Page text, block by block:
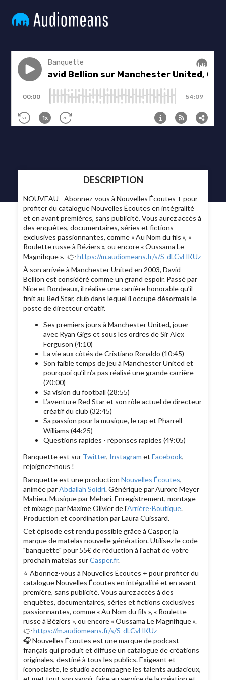
DESCRIPTION
NOUVEAU - Abonnez-vous à Nouvelles Écoutes + pour
profiter du catalogue Nouvelles Écoutes en intégralité
et en avant premières, sans publicité. Vous aurez accès à
des enquêtes, documentaires, séries et fictions
exclusives passionnantes, comme « Au Nom du fils », «
Roulette russe à Béziers », ou encore « Oussama Le
Magnifique ». 👉https://m.audiomeans.fr/s/S-dLCvHKUz
À son arrivée à Manchester United en 2003, David
Bellion est considéré comme un grand espoir. Passé par
Nice et Bordeaux, il réalise une carrière honorable qu’il
finit au Red Star, club dans lequel il occupe désormais le
poste de directeur créatif.
Ses premiers jours à Manchester United, jouer
avec Ryan Gigs et sous les ordres de Sir Alex
Ferguson (4:10)
La vie aux côtés de Cristiano Ronaldo (10:45)
Son faible temps de jeu à Manchester United et
pourquoi qu’il n’a pas réalisé une grande carrière
(20:00)
Sa vision du football (28:55)
L’aventure Red Star et son rôle actuel de directeur
créatif du club (32:45)
Sa passion pour la musique, le rap et Pharrell
Williams (44:25)
Questions rapides - réponses rapides (49:05)
Banquette est sur Twitter, Instagram etFacebook,
rejoignez-nous !
Banquette est une productionNouvelles Écoutes,
animée parAbdallah Soidri. Générique par Aurore Meyer
Mahieu. Musique par Mehari. Enregistrement, montage
et mixage par Maxime Olivier de l'Arrière-Boutique.
Production et coordination par Laura Cuissard.
Cet épisode est rendu possible grâce à Casper, la
marque de matelas nouvelle génération. Utilisez le code
"banquette" pour 55€ de réduction à l'achat de votre
prochain matelas surCasper.fr.
⭐️ Abonnez-vous à Nouvelles Écoutes + pour profiter du
catalogue Nouvelles Écoutes en intégralité et en avant-
première, sans publicité. Vous aurez accès à des
enquêtes, documentaires, séries et fictions exclusives
passionnantes, comme « Au Nom du fils », « Roulette
russe à Béziers », ou encore « Oussama Le Magnifique ».
👉https://m.audiomeans.fr/s/S-dLCvHKUz
🎧 Nouvelles Écoutes est une marque de podcast
français qui produit et diffuse un catalogue de créations
originales, destiné à tous les publics. Exigeant et
iconoclaste, le studio accompagne les talents audacieux,